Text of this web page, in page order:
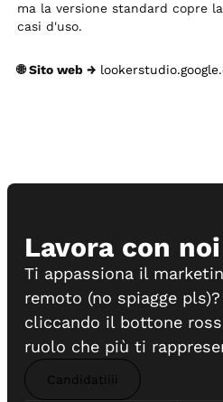
ma la versione standard copre
casi d'uso.
🌐 Sito web →
Lavora con noi
Ti appassiona il
remoto (no spiagge
cliccando il bottone
ruolo che più ti
Candidatiiii